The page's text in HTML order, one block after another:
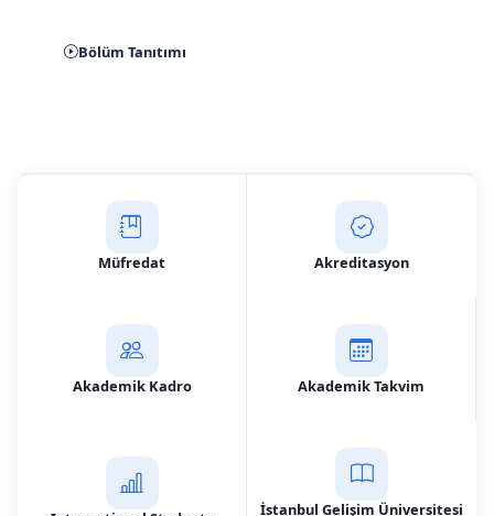
Bölüm Tanıtımı
Müfredat Akreditasyon
Akademik Kadro Akademik Takvim
İstanbul Gelişim Üniversitesi